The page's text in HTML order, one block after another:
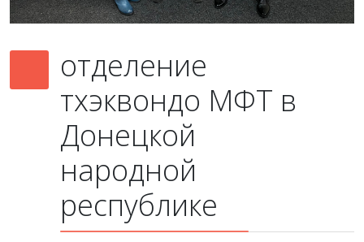
отделение
тхэквондо МФТ в
Донецкой
народной
республике